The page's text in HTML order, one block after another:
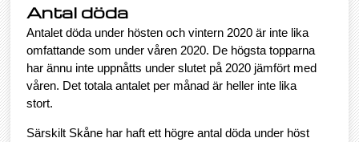
Antal döda
Antalet döda under hösten och vintern 2020 är inte lika
omfattande som under våren 2020. De högsta topparna
har ännu inte uppnåtts under slutet på 2020 jämfört med
våren. Det totala antalet per månad är heller inte lika
stort.
Särskilt Skåne har haft ett högre antal döda under höst